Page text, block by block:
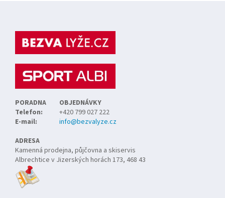
PORADNA
OBJEDNÁVKY
Telefon:
+420 799 027 222
E-mail:
info@bezvalyze.cz
ADRESA
Kamenná prodejna, půjčovna a skiservis
Albrechtice v Jizerských horách 173, 468 43